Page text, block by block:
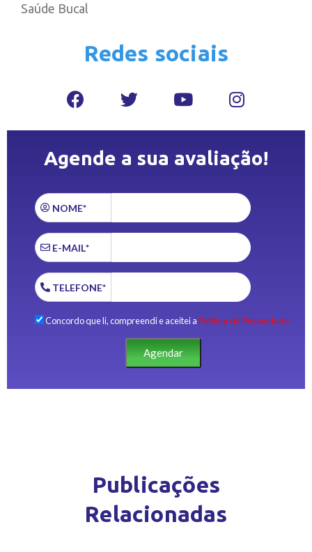
Saúde Bucal
Redes sociais
Agende a sua avaliação!
NOME*
E-MAIL*
TELEFONE*
Concordo que li, compreendi e aceitei a Política de Privacidade.
Agendar
Publicações
Relacionadas